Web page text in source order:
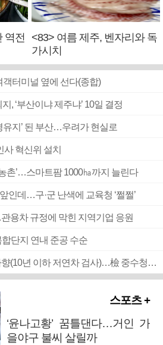
역전
<83> 여름 제주, 벤자리와 독
가시치
터미널 옆에 선다(종합)
, ‘부산이냐 제주냐’ 10일 결정
유지’ 된 부산…우려가 현실로
사 혁신위 설치
촌’…스마트팜 1000㏊까지 늘린다
인데…구·군 난색에 교육청 ‘쩔쩔’
용차 규정에 막힌 지역기업 응원
단지 연내 준공 수순
■ 검사 신분 버리고 직급하향(10년 이하 저연차 검사)…檢 중수청행 기피
스포츠 +
‘윤나고황’ 꿈틀댄다…거인 가
을야구 불씨 살릴까